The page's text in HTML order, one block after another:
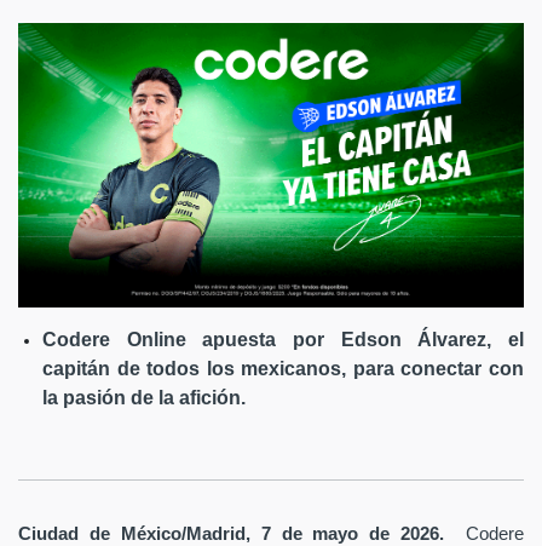
Codere Online apuesta por Edson Álvarez, el
capitán de todos los mexicanos, para conectar con
la pasión de la afición.
Ciudad de México/Madrid, 7 de mayo de 2026. Codere